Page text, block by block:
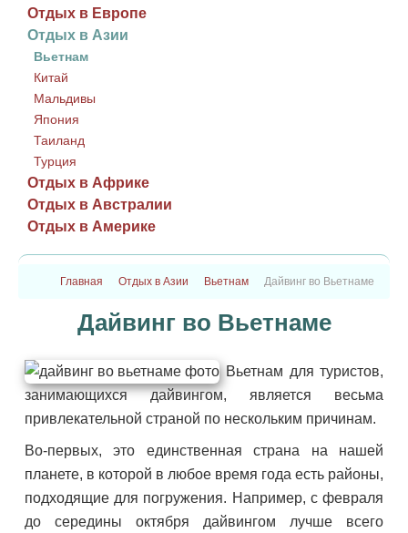
Отдых в Европе
Отдых в Азии
Вьетнам
Китай
Мальдивы
Япония
Таиланд
Турция
Отдых в Африке
Отдых в Австралии
Отдых в Америке
Главная Отдых в Азии Вьетнам Дайвинг во Вьетнаме
Дайвинг во Вьетнаме
Вьетнам для туристов,
занимающихся дайвингом, является весьма
привлекательной страной по нескольким причинам.
Во-первых, это единственная страна на нашей
планете, в которой в любое время года есть районы,
подходящие для погружения. Например, с февраля
до середины октября дайвингом лучше всего